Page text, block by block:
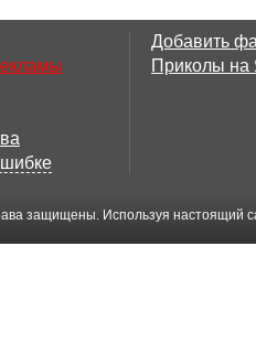
Добавить
Приколы
защищены. Используя настоящий